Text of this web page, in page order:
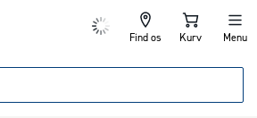
Find os Kurv Menu